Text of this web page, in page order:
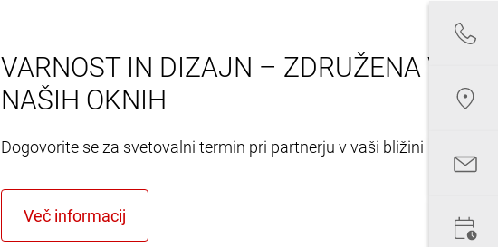
VARNOST IN DIZAJN – ZDRUŽENA V
NAŠIH OKNIH
Dogovorite se za svetovalni termin pri partnerju v vaši bližini